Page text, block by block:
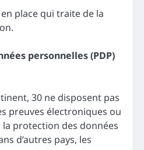
place qui traite de la
personnelles (PDP)
30 ne disposent pas
preuves électroniques ou
protection des données
d’autres pays, les